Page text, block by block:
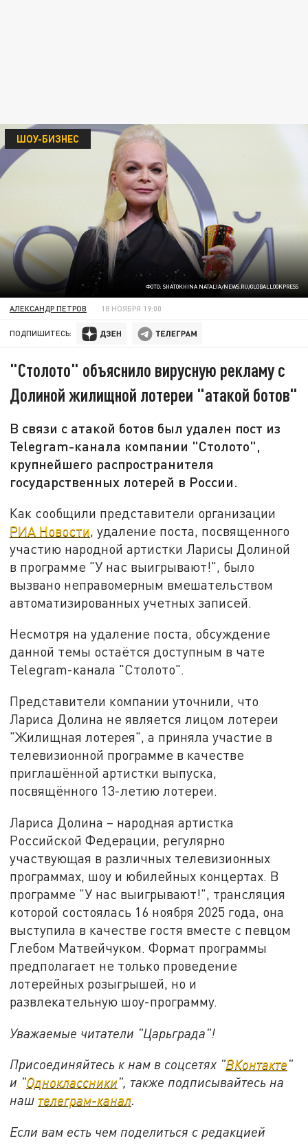
ФОТО: SHATOKHINA NATALIA/NEWS.RU/GLOBALLOOKPRESS
ШОУ-БИЗНЕС
АЛЕКСАНДР ПЕТРОВ 18 НОЯБРЯ 19:00
ПОДПИШИТЕСЬ:
"Столото" объяснило вирусную рекламу с
Долиной жилищной лотереи "атакой ботов"
В связи с атакой ботов был удален пост из
Telegram-канала компании "Столото",
крупнейшего распространителя
государственных лотерей в России.
Как сообщили представители организации
РИА Новости, удаление поста, посвященного
участию народной артистки Ларисы Долиной
в программе "У нас выигрывают!", было
вызвано неправомерным вмешательством
автоматизированных учетных записей.
Несмотря на удаление поста, обсуждение
данной темы остаётся доступным в чате
Telegram-канала "Столото".
Представители компании уточнили, что
Лариса Долина не является лицом лотереи
"Жилищная лотерея", а приняла участие в
телевизионной программе в качестве
приглашённой артистки выпуска,
посвящённого 13-летию лотереи.
Лариса Долина – народная артистка
Российской Федерации, регулярно
участвующая в различных телевизионных
программах, шоу и юбилейных концертах. В
программе "У нас выигрывают!", трансляция
которой состоялась 16 ноября 2025 года, она
выступила в качестве гостя вместе с певцом
Глебом Матвейчуком. Формат программы
предполагает не только проведение
лотерейных розыгрышей, но и
развлекательную шоу-программу.
Уважаемые читатели "Царьграда"!
Присоединяйтесь к нам в соцсетях "ВКонтакте"
и "Одноклассники", также подписывайтесь на
наш телеграм-канал.
Если вам есть чем поделиться с редакцией